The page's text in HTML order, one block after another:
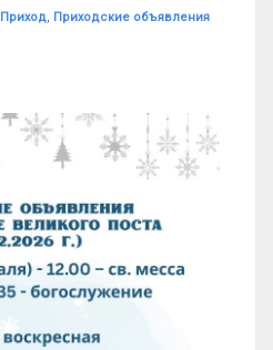
от astrkatolik
Рубрики:
Приход, Приходские объявления